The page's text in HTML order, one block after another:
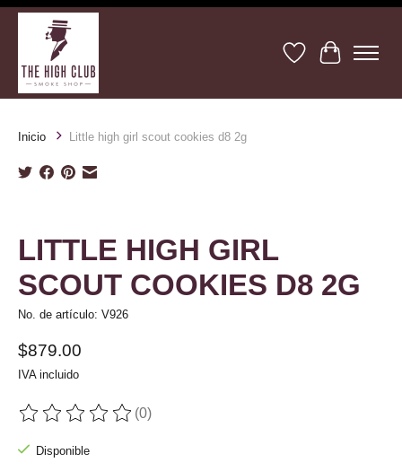
Lista de deseos
Cesta
Inicio Little high girl scout cookies d8 2g
LITTLE HIGH GIRL
SCOUT COOKIES D8 2G
No. de artículo: V926
$879.00
IVA incluido
The rating of this product is
(0)
Disponible